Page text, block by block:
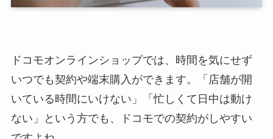
ドコモオンラインショップでは、時間を気にせず
いつでも契約や端末購入ができます。「店舗が開
いている時間にいけない」「忙しくて日中は動け
ない」という方でも、ドコモでの契約がしやすい